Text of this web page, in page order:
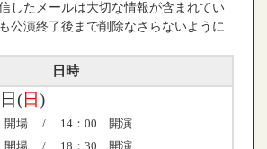
したメールは大切な情報が含まれてい
公演終了後まで削除なさらないように
日時
(日)
開場 / 14：00 開演
開場 / 18：30 開演